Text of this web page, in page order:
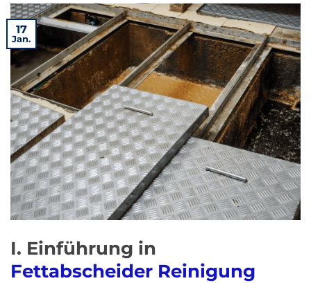
17
Jan.
I. Einführung in
Fettabscheider Reinigung